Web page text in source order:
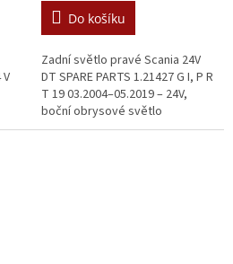
Do košíku
Zadní světlo pravé Scania 24V
DT SPARE PARTS 1.21427 G I, P R
T 19 03.2004–05.2019 – 24V,
boční obrysové světlo